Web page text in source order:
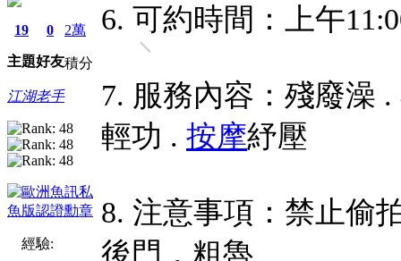
19
主題
0
好友
2萬
積分
江湖老手
經驗:
6. 可約時間：上午
7. 服務內容：殘廢澡
輕功 . 按摩紓壓
8. 注意事項：禁止偷
後門，粗魯